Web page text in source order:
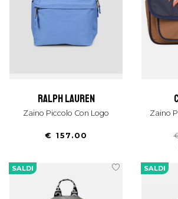
ralph lauren
Zaino Piccolo Con Logo
€ 157.00
Zaino
SALDI SALDI